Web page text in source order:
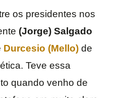
os presidentes nos
(Jorge) Salgado
Durcesio (Mello) de
Teve essa
quando venho de